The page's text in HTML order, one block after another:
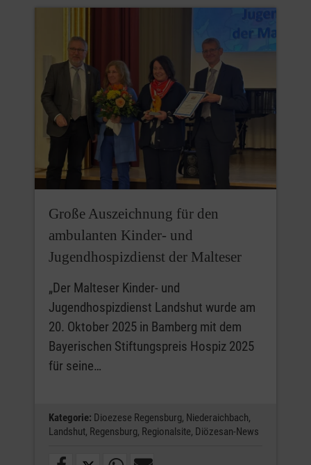
Große Auszeichnung für den
ambulanten Kinder- und
Jugendhospizdienst der Malteser
„Der Malteser Kinder- und
Jugendhospizdienst Landshut wurde am
20. Oktober 2025 in Bamberg mit dem
Bayerischen Stiftungspreis Hospiz 2025
für seine…
Kategorie: Dioezese Regensburg, Niederaichbach,
Landshut, Regensburg, Regionalsite, Diözesan-News